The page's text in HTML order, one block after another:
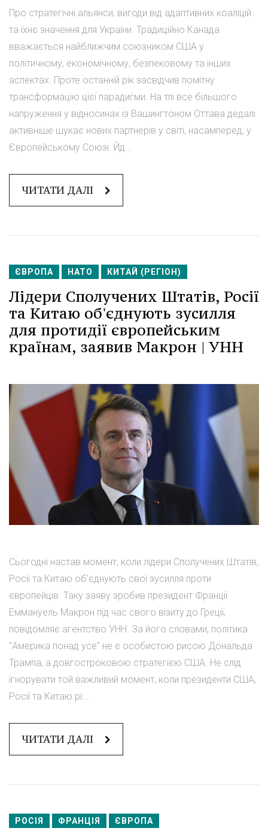
Про стратегічні альянси, вигоди від адаптивних коаліцій
та їхнє значення для України. Традиційно Канада
вважається найближчим союзником США у
політичному, економічному, безпековому та інших
аспектах. Проте останній рік засвідчив помітну
трансформацію цієї парадигми. На тлі все більшого
напруження у відносинах із Вашингтоном Оттава дедалі
активніше шукає нових партнерів у світі, насамперед, у
Європейському Союзі. Йд...
ЧИТАТИ ДАЛІ
ЄВРОПА НАТО КИТАЙ (РЕГІОН)
Лідери Сполучених Штатів, Росії
та Китаю об'єднують зусилля
для протидії європейським
країнам, заявив Макрон | УНН
Сьогодні настав момент, коли лідери Сполучених Штатів,
Росії та Китаю об'єднують свої зусилля проти
європейців. Таку заяву зробив президент Франції
Еммануель Макрон під час свого візиту до Греції,
повідомляє агентство УНН. За його словами, політика
"Америка понад усе" не є особистою рисою Дональда
Трампа, а довгостроковою стратегією США. Не слід
ігнорувати той важливий момент, коли президенти США,
Росії та Китаю рі...
ЧИТАТИ ДАЛІ
РОСІЯ ФРАНЦІЯ ЄВРОПА